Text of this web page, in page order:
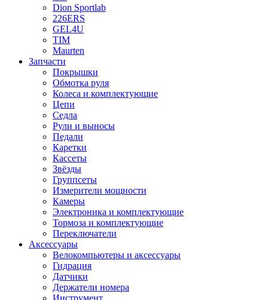
Dion Sportlab
226ERS
GEL4U
TIM
Maurten
Запчасти
Покрышки
Обмотка руля
Колеса и комплектующие
Цепи
Седла
Рули и выносы
Педали
Каретки
Кассеты
Звёзды
Группсеты
Измерители мощности
Камеры
Электроника и комплектующие
Тормоза и комплектующие
Переключатели
Аксессуары
Велокомпьютеры и аксессуары
Гидрация
Датчики
Держатели номера
Инструмент